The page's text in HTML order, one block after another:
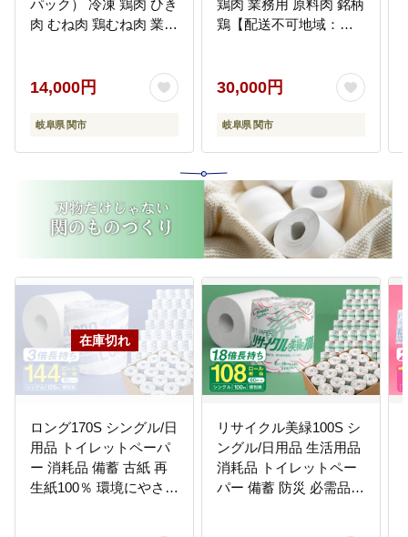
パック） 冷凍 鶏肉 ひき
肉 むね肉 鶏むね肉 業務
山間部等】
14,000円
岐阜県 関市
鶏肉 業務用 原料肉 銘柄
鶏【配送不可地域：離
30,000円
岐阜県 関市
ロング170S シングル/日
用品 トイレットペーパ
ー 消耗品 備蓄 古紙 再
生紙100％ 環境にやさし
リサイクル美緑100S シ
ングル/日用品 生活用品
消耗品 トイレットペー
パー 備蓄 防災 必需品